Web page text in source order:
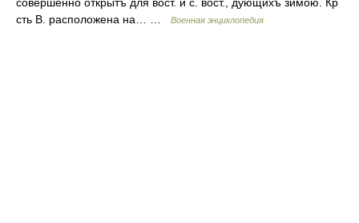
сть В. расположена на… …
Военная энциклопедия